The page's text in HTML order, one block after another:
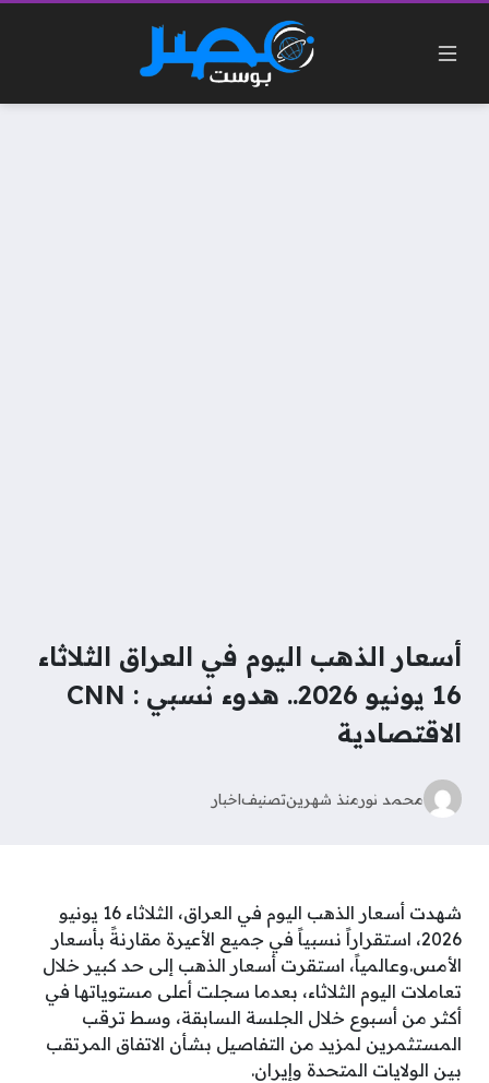
أسعار الذهب اليوم في العراق الثلاثاء
16 يونيو 2026.. هدوء نسبي : CNN
الاقتصادية
محمد نورمنذ شهرينتصنيفاخبار
شهدت أسعار الذهب اليوم في العراق، الثلاثاء 16 يونيو
2026، استقراراً نسبياً في جميع الأعيرة مقارنةً بأسعار
الأمس.وعالمياً، استقرت أسعار الذهب إلى حد كبير خلال
تعاملات اليوم الثلاثاء، بعدما سجلت أعلى مستوياتها في
أكثر من أسبوع خلال الجلسة السابقة، وسط ترقب
المستثمرين لمزيد من التفاصيل بشأن الاتفاق المرتقب
بين الولايات المتحدة وإيران.